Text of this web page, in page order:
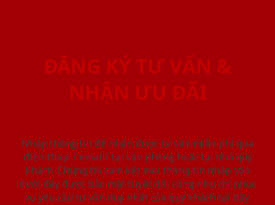
ĐĂNG KÝ TƯ VẤN &
NHẬN ƯU ĐÃI
Nhập thông tin để nhận được tư vấn miễn phí qua
điện thoại / email/ tại văn phòng hoặc tại nhà quý
khách. Chúng tôi cam kết mọi thông tin nhập vào
dưới đây được bảo mật tuyệt đối cũng như chỉ phục
vụ yêu cầu tư vấn duy nhất của quý khách tại đây.